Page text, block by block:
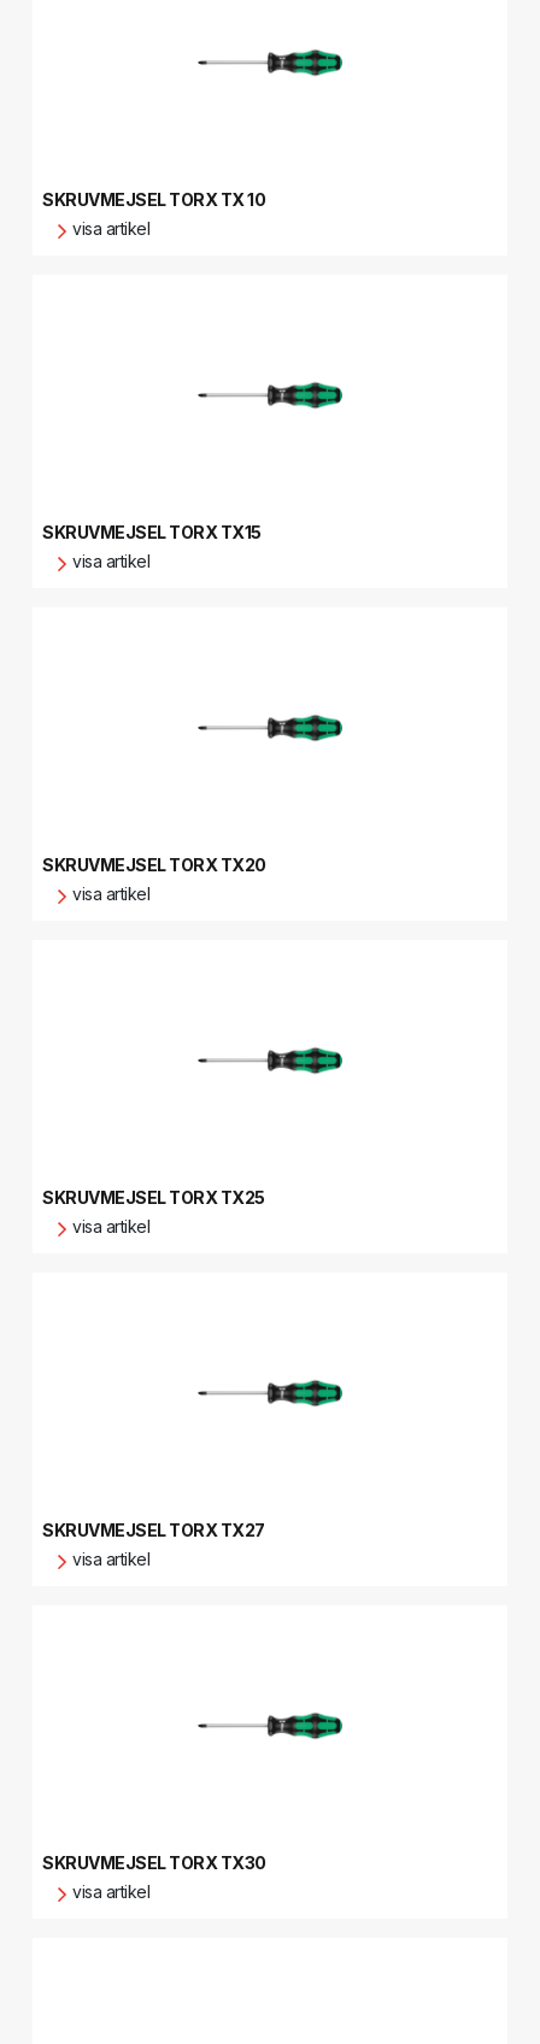
SKRUVMEJSEL TORX TX 10
visa artikel
SKRUVMEJSEL TORX TX15
visa artikel
SKRUVMEJSEL TORX TX20
visa artikel
SKRUVMEJSEL TORX TX25
visa artikel
SKRUVMEJSEL TORX TX27
visa artikel
SKRUVMEJSEL TORX TX30
visa artikel